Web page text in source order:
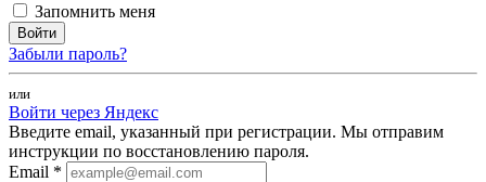
Запомнить меня
Войти
Забыли пароль?
или
Войти через Яндекс
Введите email, указанный при регистрации. Мы отправим
инструкции по восстановлению пароля.
Email *